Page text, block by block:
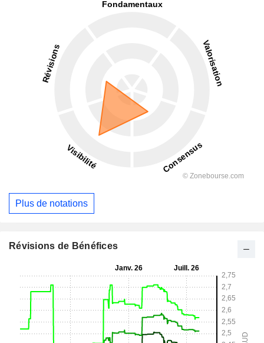
Plus de notations
Révisions de Bénéfices